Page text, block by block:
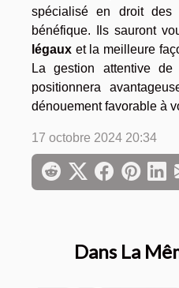
Dans La
spécialisé en droit des
bénéfique. Ils sauront
légaux et la meilleure
La gestion attentive de
positionnera
dénouement favorable à
17 octobre 2024 20:34